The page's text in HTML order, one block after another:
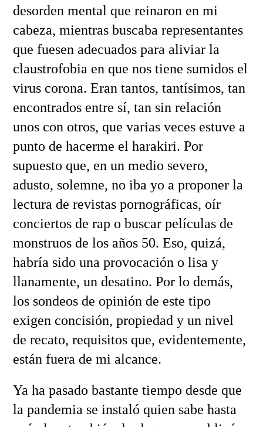
desorden mental que reinaron en mi
cabeza, mientras buscaba representantes
que fuesen adecuados para aliviar la
claustrofobia en que nos tiene sumidos el
virus corona. Eran tantos, tantísimos, tan
encontrados entre sí, tan sin relación
unos con otros, que varias veces estuve a
punto de hacerme el harakiri. Por
supuesto que, en un medio severo,
adusto, solemne, no iba yo a proponer la
lectura de revistas pornográficas, oír
conciertos de rap o buscar películas de
monstruos de los años 50. Eso, quizá,
habría sido una provocación o lisa y
llanamente, un desatino. Por lo demás,
los sondeos de opinión de este tipo
exigen concisión, propiedad y un nivel
de recato, requisitos que, evidentemente,
están fuera de mi alcance.
Ya ha pasado bastante tiempo desde que
la pandemia se instaló quien sabe hasta